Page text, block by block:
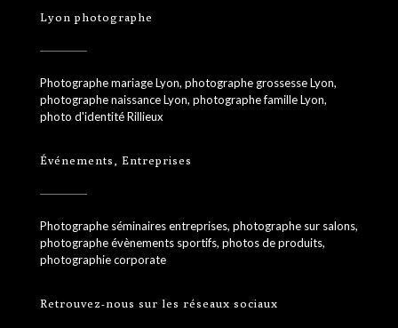
Lyon photographe
Photographe mariage Lyon, photographe grossesse Lyon,
photographe naissance Lyon, photographe famille Lyon,
photo d'identité Rillieux
Événements, Entreprises
Photographe séminaires entreprises, photographe sur salons,
photographe évènements sportifs, photos de produits,
photographie corporate
Retrouvez-nous sur les réseaux sociaux